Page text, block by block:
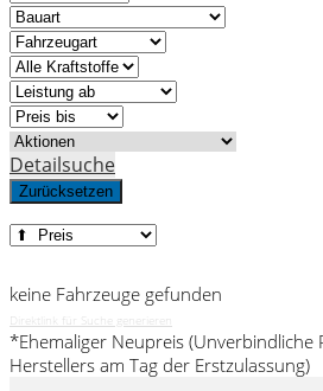
Detailsuche
Zurücksetzen
keine Fahrzeuge gefunden
Direktlink für Suche generieren
*Ehemaliger Neupreis (Unverbindliche
Herstellers am Tag der Erstzulassung)